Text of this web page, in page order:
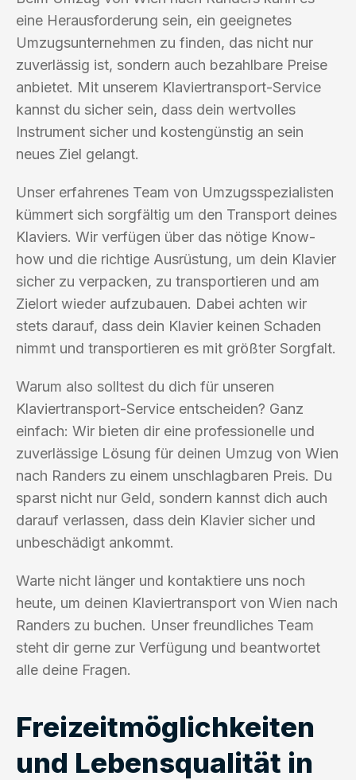
eine Herausforderung sein, ein geeignetes
Umzugsunternehmen zu finden, das nicht nur
zuverlässig ist, sondern auch bezahlbare Preise
anbietet. Mit unserem Klaviertransport-Service
kannst du sicher sein, dass dein wertvolles
Instrument sicher und kostengünstig an sein
neues Ziel gelangt.
Unser erfahrenes Team von Umzugsspezialisten
kümmert sich sorgfältig um den Transport deines
Klaviers. Wir verfügen über das nötige Know-
how und die richtige Ausrüstung, um dein Klavier
sicher zu verpacken, zu transportieren und am
Zielort wieder aufzubauen. Dabei achten wir
stets darauf, dass dein Klavier keinen Schaden
nimmt und transportieren es mit größter Sorgfalt.
Warum also solltest du dich für unseren
Klaviertransport-Service entscheiden? Ganz
einfach: Wir bieten dir eine professionelle und
zuverlässige Lösung für deinen Umzug von Wien
nach Randers zu einem unschlagbaren Preis. Du
sparst nicht nur Geld, sondern kannst dich auch
darauf verlassen, dass dein Klavier sicher und
unbeschädigt ankommt.
Warte nicht länger und kontaktiere uns noch
heute, um deinen Klaviertransport von Wien nach
Randers zu buchen. Unser freundliches Team
steht dir gerne zur Verfügung und beantwortet
alle deine Fragen.
Freizeitmöglichkeiten
und Lebensqualität in